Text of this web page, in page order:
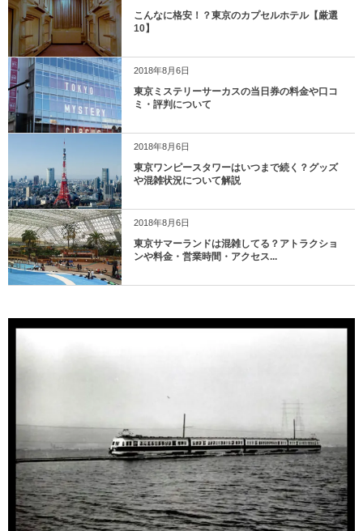
こんなに格安！？東京のカプセルホテル【厳選
10】
2018年8月6日
東京ミステリーサーカスの当日券の料金や口コ
ミ・評判について
2018年8月6日
東京ワンピースタワーはいつまで続く？グッズ
や混雑状況について解説
2018年8月6日
東京サマーランドは混雑してる？アトラクショ
ンや料金・営業時間・アクセス...